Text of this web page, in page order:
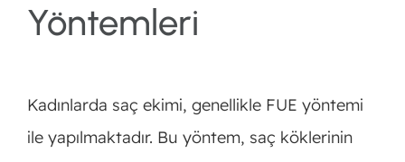
Yöntemleri
Kadınlarda saç ekimi, genellikle FUE yöntemi
ile yapılmaktadır. Bu yöntem, saç köklerinin